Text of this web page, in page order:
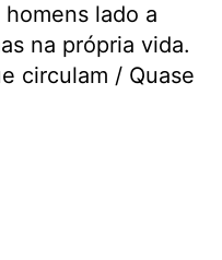
lado a
na própria vida.
circulam / Quase